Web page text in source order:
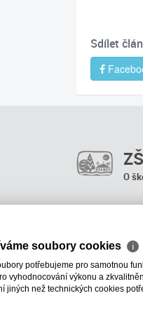
Sdílet
O
soubory cookies ℹ
potřebujeme pro samotnou
vyhodnocování výkonu a
jiných než technických cookies